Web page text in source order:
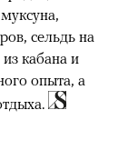
сельдь на
кабана и
опыта, а